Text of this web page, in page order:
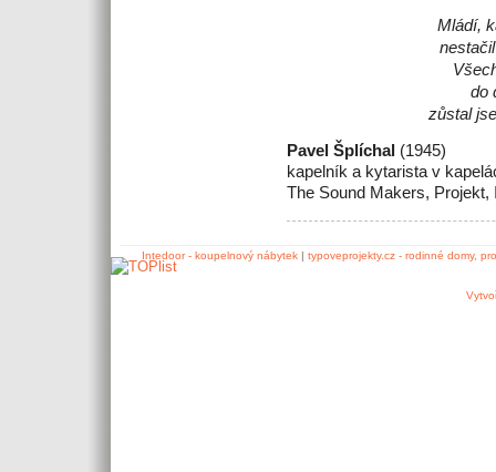
Mládí,
do
zůstal
Pavel Šplíchal (1945)
kapelník a kytarista v
The Sound Makers, Projekt,
Intedoor - koupelnový nábytek| typoveprojekty.cz - rodinné domy,